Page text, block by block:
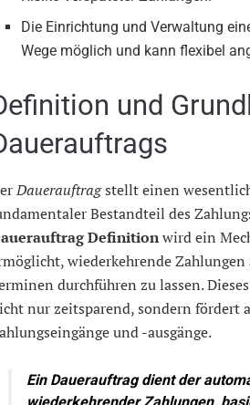
Die Einrichtung und Verwaltung
Wege möglich und kann flexibel
und
Dauerauftragstellt einen
Bestandteil des
Definitionwird ein
wiederkehrende
durchführen zu lassen.
nur zeitsparend, sondern fördert
und -ausgänge.
Ein Dauerauftrag dient der